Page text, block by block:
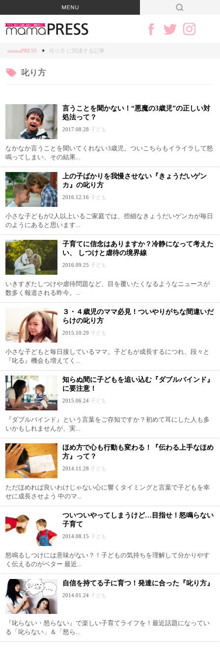
mamaPRESS 叱り方 に関連する記事
叱り方
言うことを聞かない！“悪魔の3歳児”の正しい対
処法って？
2017.08.28 子ども
なかなか言うことを聞いてくれない3歳児。ついこちらもイライラして怒
鳴ってしまい、その結果...
上の子ばかりを我慢させない『きょうだいゲン
カ』の叱り方
2016.12.16 子ども
小さな子どもが2人以上いるご家庭では、些細なきょうだいゲンカが毎日
のようにあると思います...
子育てに信念はありますか？冷静になって考えた
い、 しつけと虐待の境界線
2016.09.25 子ども
いきすぎたしつけや虐待問題など、目を覆いたくなるようなニュースが
数多く報道される昨今。...
３・４歳児のママ必見！ついやりがちな間違いだ
らけの叱り方
2015.10.29 子ども
小さな子どもと毎日接しているママ。子どもが成長するにつれ、段々と
『叱る』機会も増えてく...
知らぬ間に子どもを追い込む『ダブルバインド』
に要注意！
2015.06.24 子ども
『ダブルバインド』という言葉をご存知ですか？初めて耳にした人も多
いかもしれませんが、実...
ほめ方で心も行動も変わる！『伝わる上手なほめ
方』って？
2014.11.28 子ども
ただほめれば良いわけじゃない心に響くタイミングと言葉で子どもを幸
せに成長させよう 中のマ...
ついついやってしまうけど…目指せ！怒鳴らない
子育て
2014.08.15 子ども
怒鳴るしつけには意味がない？！子どもの気持ちを理解して分かりやす
く伝えるのがベター 最近...
自信を持てる子に育つ！発達に合った『叱り方』
2014.01.24 子ども
『叱らない・怒らない』で楽しい子育てライフを！最近話題になってい
る「叱らない」＆「怒ら...